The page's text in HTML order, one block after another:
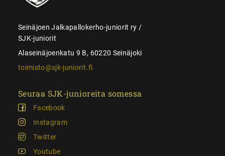
Seinäjoen Jalkapallokerho-juniorit ry /
SJK-juniorit
Alaseinäjoenkatu 9 B, 60220 Seinäjoki
toimisto@sjk-juniorit.fi
Seuraa SJK-junioreita somessa
Facebook
Instagram
Twitter
Youtube